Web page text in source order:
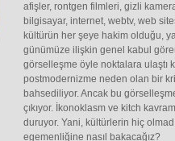
afişler, rontgen filmleri, gizli
bilgisayar, internet, webtv, web
kültürün her şeye hakim olduğu,
günümüze ilişkin genel kabul
görselleşme öyle noktalara ulaştı
postmodernizme neden olan bir
bahsediliyor. Ancak bu
çıkıyor. İkonoklasm ve kitch
duruyor. Yani, kültürlerin hiç
egemenliğine nasıl bakacağız?